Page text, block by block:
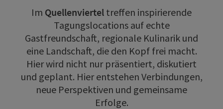
Im Quellenviertel treffen inspirierende
Tagungslocations auf echte
Gastfreundschaft, regionale Kulinarik und
eine Landschaft, die den Kopf frei macht.
Hier wird nicht nur präsentiert, diskutiert
und geplant. Hier entstehen Verbindungen,
neue Perspektiven und gemeinsame
Erfolge.